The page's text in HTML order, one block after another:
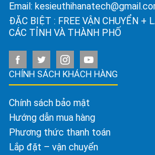
Email:
ĐẶC BIỆT : FREE VẬN CHUYỂN +
CÁC TỈNH VÀ THÀNH PHỐ
CHÍNH SÁCH KHÁCH HÀNG
Chính sách bảo mật
Hướng dẫn mua hàng
Phương thức thanh toán
Lắp đặt – vận chuyển